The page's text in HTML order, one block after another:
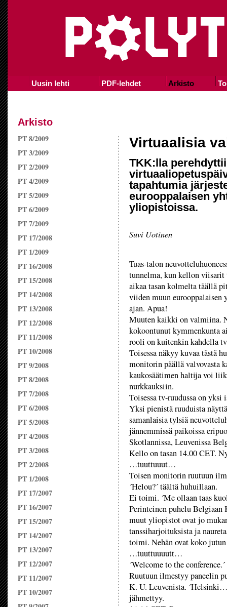
Uusin lehti PDF-lehdet Arkisto
Arkisto
PT 8/2009
PT 3/2009
PT 2/2009
PT 4/2009
PT 5/2009
PT 6/2009
PT 7/2009
PT 17/2008
PT 1/2009
PT 16/2008
PT 15/2008
PT 14/2008
PT 13/2008
PT 12/2008
PT 11/2008
PT 10/2008
PT 9/2008
PT 8/2008
PT 7/2008
PT 6/2008
PT 5/2008
PT 4/2008
PT 3/2008
PT 2/2008
PT 1/2008
PT 17/2007
PT 16/2007
PT 15/2007
PT 14/2007
PT 13/2007
PT 12/2007
PT 11/2007
PT 10/2007
Virtuaalisia
TKK:lla
tapahtumia
eurooppalaisen
yliopistoissa.
Suvi Uotinen
Tuas-talon
tunnelma, kun kellon
aikaa tasan kolmelta täällä
viiden muun eurooppalaisen
ajan. Apua!
Muuten kaikki on valmiina.
kokoontunut kymmenkunta
rooli on kuitenkin kahdella
Toisessa näkyy kuvaa tästä
monitorin päällä valvovasta
kaukosäätimen haltija voi
nurkkauksiin.
Toisessa tv-ruudussa on
Yksi pienistä ruuduista
samanlaisia tylsiä
jännemmissä paikoissa
Skotlannissa, Leuvenissa
Kello on tasan 14.00 CET.
…tuuttuuut…
Toisen monitorin ruutuun
´Helou?´ täältä huhuillaan.
Ei toimi. ´Me ollaan taas
Perinteinen puhelu
muut yliopistot ovat jo
tanssiharjoituksista ja
toimi. Nehän ovat koko
…tuuttuuuutt…
´Welcome to the conference.´
Ruutuun ilmestyy paneelin
K. U. Leuvenista.
jähmettyy.